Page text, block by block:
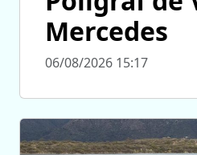
Mercedes
06/08/2026 15:17